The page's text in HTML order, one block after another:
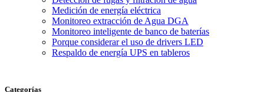
Medición de energía eléctrica
Monitoreo extracción de Agua DGA
Monitoreo inteligente de banco de baterías
Porque considerar el uso de drivers LED
Respaldo de energía UPS en tableros
Categorías